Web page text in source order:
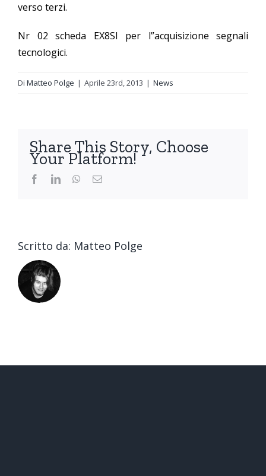
verso terzi.
Nr 02 scheda EX8SI per l”acquisizione segnali
tecnologici.
Di Matteo Polge | Aprile 23rd, 2013 | News
Share This Story, Choose
Your Platform!
FacebookLinkedInWhatsApp
Email
Scritto da: Matteo Polge